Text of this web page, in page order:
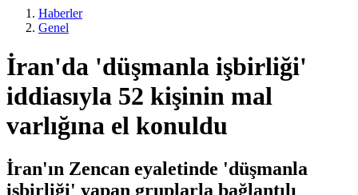
Haberler
Genel
İran'da 'düşmanla işbirliği'
iddiasıyla 52 kişinin mal
varlığına el konuldu
İran'ın Zencan eyaletinde 'düşmanla
işbirliği' yapan gruplarla bağlantılı